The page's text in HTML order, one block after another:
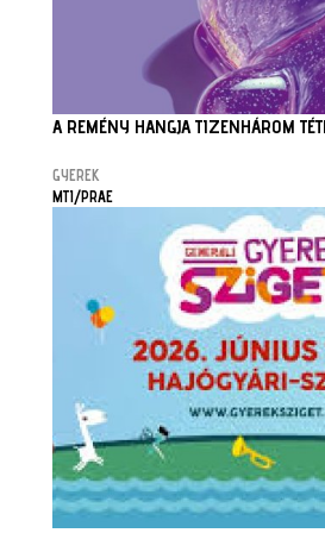
A REMÉNY HANGJA TIZENHÁROM
GYEREK
MTI/PRAE